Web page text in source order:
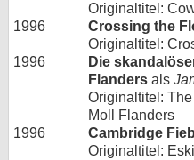
Originaltitel:
1996
Crossing the
Originaltitel:
1996
Die
Flanders als
Originaltitel:
Moll Flanders
1996
Cambridge
Originaltitel: